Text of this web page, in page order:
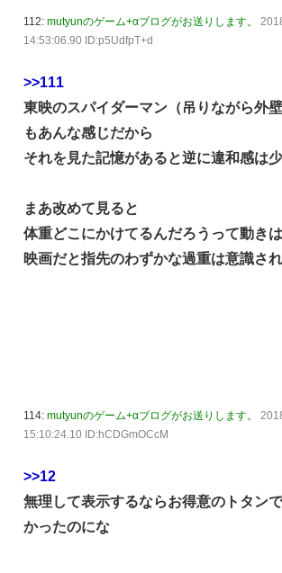
112: mutyunのゲーム+αブログがお送りします。
14:53:06.90 ID:p5UdfpT+d
>>111
東映のスパイダーマン（吊りながら外
もあんな感じだから
それを見た記憶があると逆に違和感は
まあ改めて見ると
体重どこにかけてるんだろうって動き
映画だと指先のわずかな過重は意識さ
114: mutyunのゲーム+αブログがお送りします。
15:10:24.10 ID:hCDGmOCcM
>>12
無理して表示するならお得意のトタン
かったのにな